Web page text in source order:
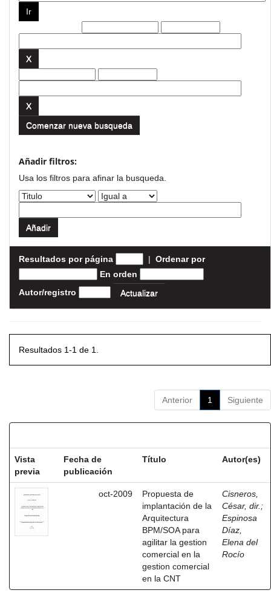
Comenzar nueva busqueda
Añadir filtros:
Usa los filtros para afinar la busqueda.
Resultados por página | Ordenar por
En orden
Autor/registro
Resultados 1-1 de 1.
Anterior 1 Siguiente
Vista
previa
Fecha de
publicación
Título Autor(es)
oct-2009
Propuesta de
implantación de la
Arquitectura
BPM/SOA para
agilitar la gestion
comercial en la
gestion comercial
en la CNT
Cisneros,
César, dir. ;
Espinosa
Díaz,
Elena del
Rocío